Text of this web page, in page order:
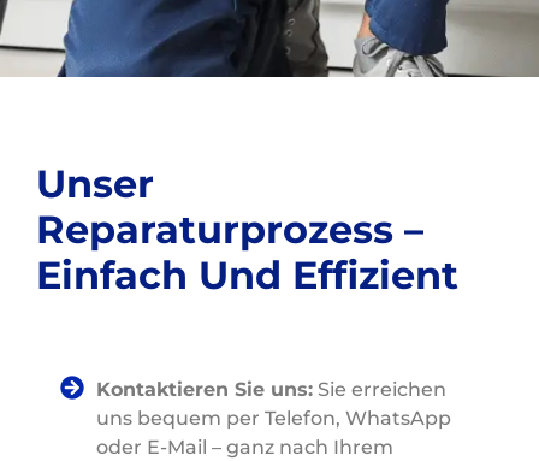
Unser
Reparaturprozess –
Einfach Und Effizient
Kontaktieren Sie uns: Sie erreichen
uns bequem per Telefon, WhatsApp
oder E-Mail – ganz nach Ihrem